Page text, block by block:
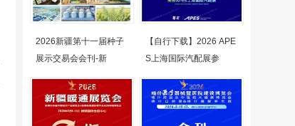
2026新疆第十一届种子
展示交易会会刊-新
【自行下载】2026 APE
S上海国际汽配展参